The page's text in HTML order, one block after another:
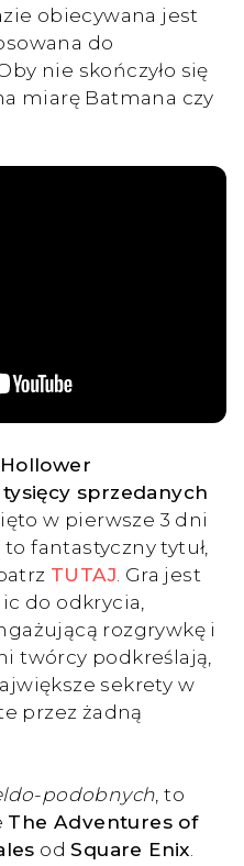
obiecywana jest
do
nie skończyło się
miarę Batmana czy
sprzedanych
w pierwsze 3 dni
fantastyczny tytuł,
TUTAJ . Gra jest
do odkrycia,
rozgrywkę i
twórcy podkreślają,
sekrety w
przez żadną
podobnych , to
The Adventures of
odSquare Enix